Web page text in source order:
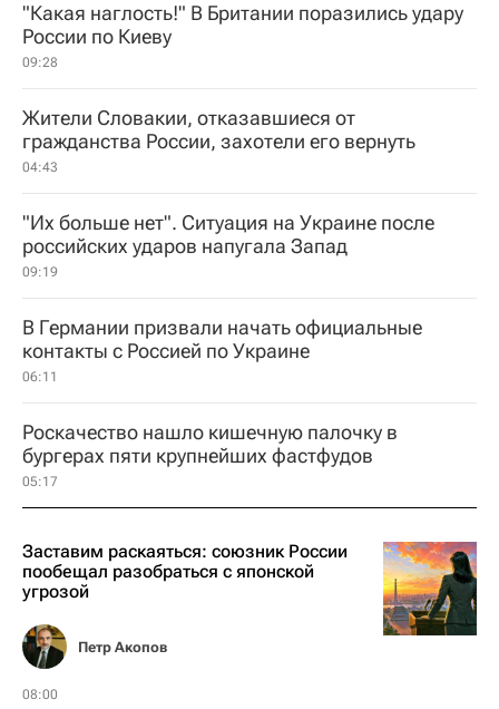
"Какая наглость!" В Британии поразились удару
России по Киеву
09:28
Жители Словакии, отказавшиеся от
гражданства России, захотели его вернуть
04:43
"Их больше нет". Ситуация на Украине после
российских ударов напугала Запад
09:19
В Германии призвали начать официальные
контакты с Россией по Украине
06:11
Роскачество нашло кишечную палочку в
бургерах пяти крупнейших фастфудов
05:17
Заставим раскаяться: союзник России
пообещал разобраться с японской
угрозой
Петр Акопов
08:00